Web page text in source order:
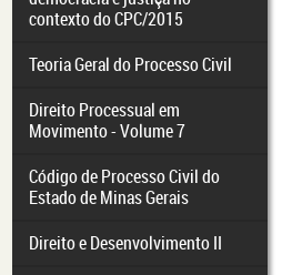
contexto do CPC/2015
Teoria Geral do Processo Civil
Direito Processual em
Movimento - Volume 7
Código de Processo Civil do
Estado de Minas Gerais
Direito e Desenvolvimento II